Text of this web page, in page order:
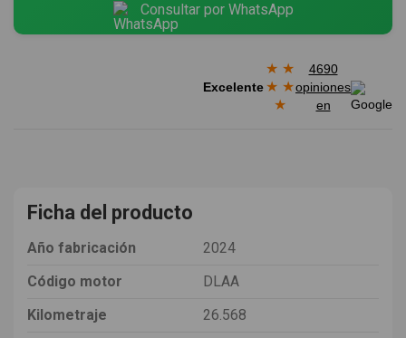
Consultar por WhatsApp
Excelente
★ ★
★ ★
★
4690
opiniones
en
Ficha del producto
Año fabricación
2024
Código motor
DLAA
Kilometraje
26.568